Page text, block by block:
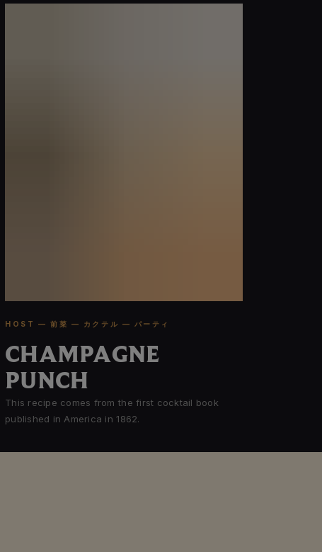
HOST — 前菜 — カクテル — パーティ
CHAMPAGNE
PUNCH
This recipe comes from the first cocktail book
published in America in 1862.